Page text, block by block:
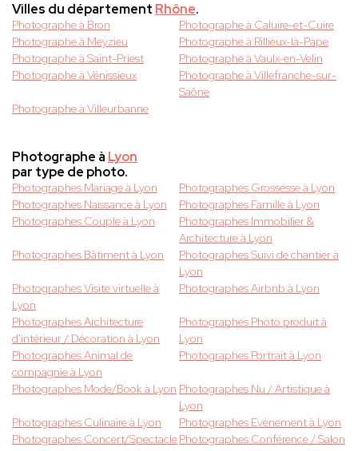
Villes du département Rhône.
Photographe à Bron
Photographe à Caluire-et-Cuire
Photographe à Meyzieu
Photographe à Rillieux-la-Pape
Photographe à Saint-Priest
Photographe à Vaulx-en-Velin
Photographe à Vénissieux
Photographe à Villefranche-sur-
Saône
Photographe à Villeurbanne
Photographe à Lyon
par type de photo.
Photographes Mariage à Lyon
Photographes Grossesse à Lyon
Photographes Naissance à Lyon
Photographes Famille à Lyon
Photographes Couple à Lyon
Photographes Immobilier &
Architecture à Lyon
Photographes Bâtiment à Lyon
Photographes Suivi de chantier à
Lyon
Photographes Visite virtuelle à
Lyon
Photographes Airbnb à Lyon
Photographes Architecture
d'intérieur / Décoration à Lyon
Photographes Photo produit à
Lyon
Photographes Animal de
compagnie à Lyon
Photographes Portrait à Lyon
Photographes Mode/Book à Lyon Photographes Nu / Artistique à
Lyon
Photographes Culinaire à Lyon
Photographes Evènement à Lyon
Photographes Concert/SpectaclePhotographes Conférence / Salon